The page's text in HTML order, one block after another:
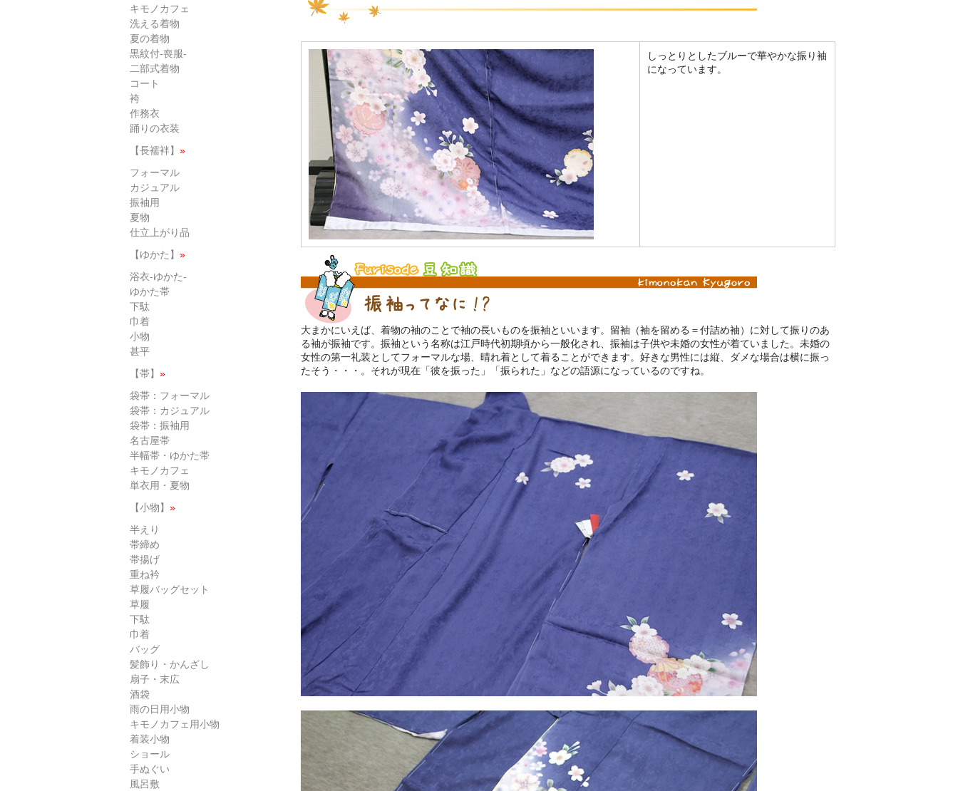
しっとりとしたブルーで華やかな振り袖
になっています。
大まかにいえば、着物の袖のことで袖の長いものを振袖といいます。留袖（袖を留める＝付詰め袖）に対して振りのあ
る袖が振袖です。振袖という名称は江戸時代初期頃から一般化され、振袖は子供や未婚の女性が着ていました。未婚の
女性の第一礼装としてフォーマルな場、晴れ着として着ることができます。好きな男性には縦、ダメな場合は横に振っ
たそう・・・。それが現在「彼を振った」「振られた」などの語源になっているのですね。
キモノカフェ
洗える着物
夏の着物
黒紋付-喪服-
二部式着物
コート
袴
作務衣
踊りの衣装
【長襦袢】 »
フォーマル
カジュアル
振袖用
夏物
仕立上がり品
【ゆかた】 »
浴衣-ゆかた-
ゆかた帯
下駄
巾着
小物
甚平
【帯】 »
袋帯：フォーマル
袋帯：カジュアル
袋帯：振袖用
名古屋帯
半幅帯・ゆかた帯
キモノカフェ
単衣用・夏物
【小物】 »
半えり
帯締め
帯揚げ
重ね衿
草履バッグセット
草履
下駄
巾着
バッグ
髪飾り・かんざし
扇子・末広
酒袋
雨の日用小物
キモノカフェ用小物
着装小物
ショール
手ぬぐい
風呂敷